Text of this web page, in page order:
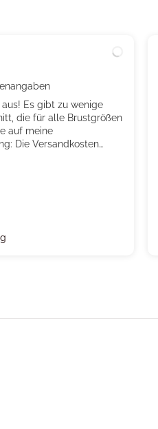
Es gibt zu wenige
die für alle Brustgrößen
auf meine
Die Versandkosten